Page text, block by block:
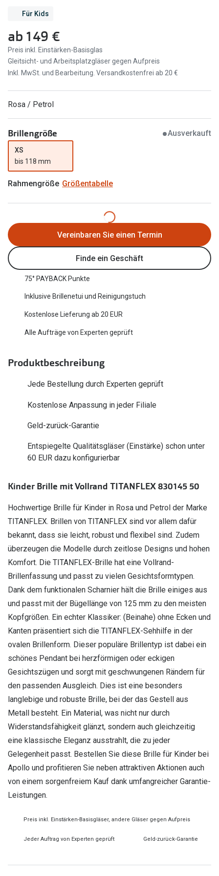
Marken
Ray-Ban
DbyD
Prada
Seen
alle Marken
Ratgeber
Gleitsicht Ratgeber
Brillenpass richtig lesen
Angebote
Brillen 2 für 1
20% auf selbsttönende Gläser
Trends
Nuance Audio Brille
Glaspakete
Glasveredelungen
Transitions Gläser
Blaulichtfilter
Zubehör
Brillenbügel
Brillenetuis
Brillenkettchen
Ralph
Oakley
Oakley
Randlose
Alle
Angebote
Brillen 2
Für Kids
ab 149 €
Preis inkl. Einstärken-Basisglas
Gleitsicht- und Arbeitsplatzgläser gegen Aufpreis
Inkl. MwSt. und Bearbeitung. Versandkostenfrei ab 20 €
Rosa / Petrol
Brillengröße Ausverkauft
XS
bis 118 mm
Rahmengröße Größentabelle
Vereinbaren Sie einen Termin
Finde ein Geschäft
75° PAYBACK Punkte
Inklusive Brillenetui und Reinigungstuch
Kostenlose Lieferung ab 20 EUR
Alle Aufträge von Experten geprüft
Produktbeschreibung
Jede Bestellung durch Experten geprüft
Kostenlose Anpassung in jeder Filiale
Geld-zurück-Garantie
Entspiegelte Qualitätsgläser (Einstärke) schon unter
60 EUR dazu konfigurierbar
Kinder Brille mit Vollrand TITANFLEX 830145 50
Hochwertige Brille für Kinder in Rosa und Petrol der Marke
TITANFLEX. Brillen von TITANFLEX sind vor allem dafür
bekannt, dass sie leicht, robust und flexibel sind. Zudem
überzeugen die Modelle durch zeitlose Designs und hohen
Komfort. Die TITANFLEX-Brille hat eine Vollrand-
Brillenfassung und passt zu vielen Gesichtsformtypen.
Dank dem funktionalen Scharnier hält die Brille einiges aus
und passt mit der Bügellänge von 125 mm zu den meisten
Kopfgrößen. Ein echter Klassiker: (Beinahe) ohne Ecken und
Kanten präsentiert sich die TITANFLEX-Sehhilfe in der
ovalen Brillenform. Dieser populäre Brillentyp ist dabei ein
schönes Pendant bei herzförmigen oder eckigen
Gesichtszügen und sorgt mit geschwungenen Rändern für
den passenden Ausgleich. Dies ist eine besonders
langlebige und robuste Brille, bei der das Gestell aus
Metall besteht. Ein Material, was nicht nur durch
Widerstandsfähigkeit glänzt, sondern auch gleichzeitig
eine klassische Eleganz ausstrahlt, die zu jeder
Gelegenheit passt. Bestellen Sie diese Brille für Kinder bei
Apollo und profitieren Sie neben attraktiven Aktionen auch
von einem sorgenfreiem Kauf dank umfangreicher Garantie-
Leistungen.
Preis inkl. Einstärken-Basisgläser, andere Gläser gegen Aufpreis
Jeder Auftrag von Experten geprüft Geld-zurück-Garantie